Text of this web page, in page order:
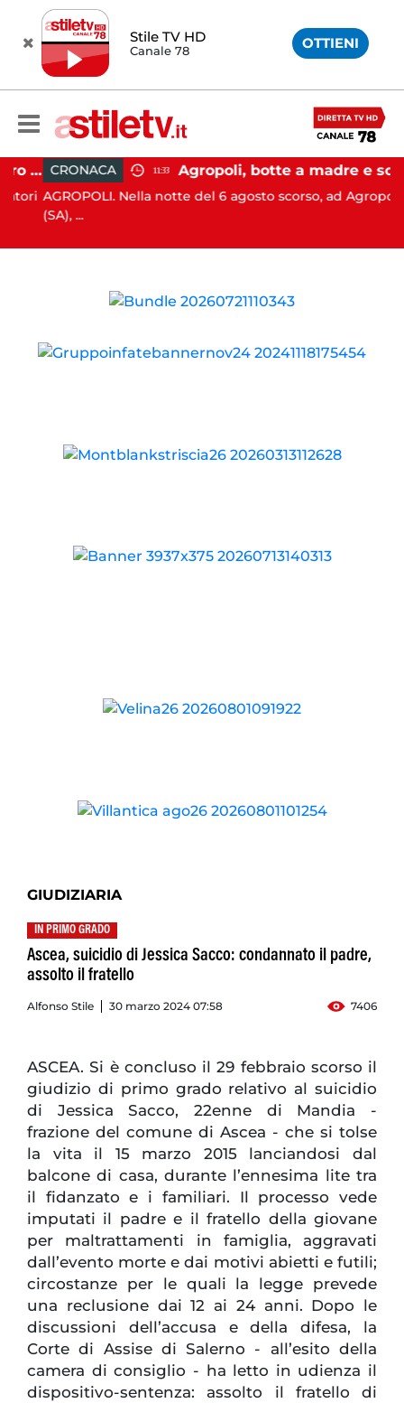
Stile TV HD
Canale 78 OTTIENI
Firme digitali utilizzate a loro insaputa: 9 indagati nel Vallo di Diano CRONACA 11:33 Agropoli, botte a madre e sorella per ottenere denaro: 31enne in carcere
AGROPOLI. Nella notte del 6 agosto scorso, ad Agropoli
(SA), ...
GIUDIZIARIA
IN PRIMO GRADO
Ascea, suicidio di Jessica Sacco: condannato il padre,
assolto il fratello
Alfonso Stile 30 marzo 2024 07:58 7406
ASCEA. Si è concluso il 29 febbraio scorso il
giudizio di primo grado relativo al suicidio
di Jessica Sacco, 22enne di Mandia -
frazione del comune di Ascea - che si tolse
la vita il 15 marzo 2015 lanciandosi dal
balcone di casa, durante l’ennesima lite tra
il fidanzato e i familiari. Il processo vede
imputati il padre e il fratello della giovane
per maltrattamenti in famiglia, aggravati
dall’evento morte e dai motivi abietti e futili;
circostanze per le quali la legge prevede
una reclusione dai 12 ai 24 anni. Dopo le
discussioni dell’accusa e della difesa, la
Corte di Assise di Salerno - all’esito della
camera di consiglio - ha letto in udienza il
dispositivo-sentenza: assolto il fratello di